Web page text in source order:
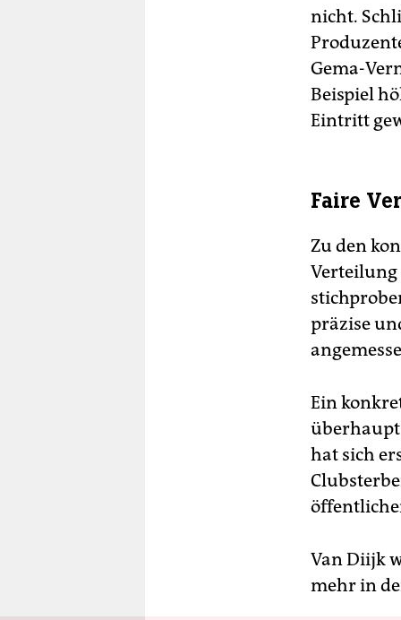
nicht.
Gema-
Beispiel
Eintritt
Faire
Zu den
Verteilung
präzise
Ein
überhaupt
hat sich
Van Diijk
mehr in